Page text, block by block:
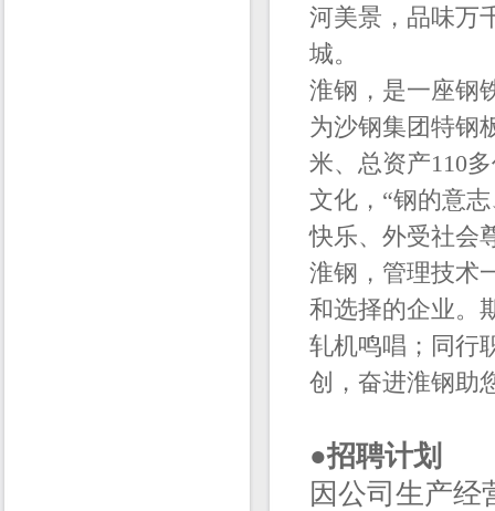
河美景，品味万
城。
淮钢，是一座钢
为沙钢集团特钢
米、总资产110
文化，“钢的意
快乐、外受社会
淮钢，管理技术
和选择的企业。
轧机鸣唱；同行
创，奋进淮钢助
●招聘计划
因公司生产经